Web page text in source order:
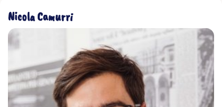
Les organes sociaux
Code Éthique
Nicola Camurri